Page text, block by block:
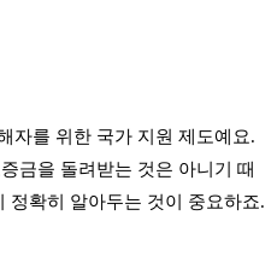
자를 위한 국가 지원 제도예요.
금을 돌려받는 것은 아니기 때
정확히 알아두는 것이 중요하죠.